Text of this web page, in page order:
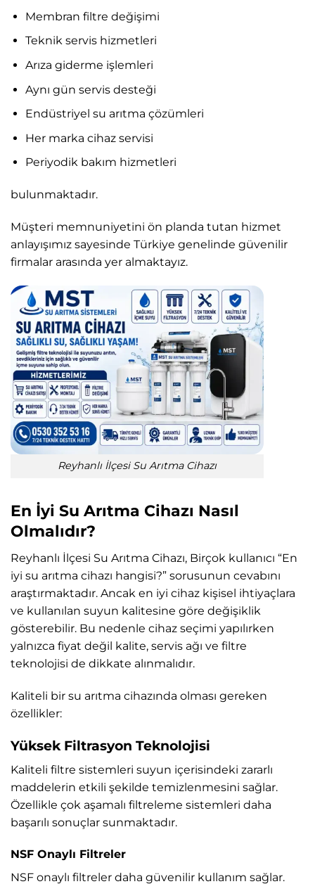
Membran filtre değişimi
Teknik servis hizmetleri
Arıza giderme işlemleri
Aynı gün servis desteği
Endüstriyel su arıtma çözümleri
Her marka cihaz servisi
Periyodik bakım hizmetleri
bulunmaktadır.
Müşteri memnuniyetini ön planda tutan hizmet
anlayışımız sayesinde Türkiye genelinde güvenilir
firmalar arasında yer almaktayız.
Reyhanlı İlçesi Su Arıtma Cihazı
En İyi Su Arıtma Cihazı Nasıl
Olmalıdır?
Reyhanlı İlçesi Su Arıtma Cihazı, Birçok kullanıcı “En
iyi su arıtma cihazı hangisi?” sorusunun cevabını
araştırmaktadır. Ancak en iyi cihaz kişisel ihtiyaçlara
ve kullanılan suyun kalitesine göre değişiklik
gösterebilir. Bu nedenle cihaz seçimi yapılırken
yalnızca fiyat değil kalite, servis ağı ve filtre
teknolojisi de dikkate alınmalıdır.
Kaliteli bir su arıtma cihazında olması gereken
özellikler:
Yüksek Filtrasyon Teknolojisi
Kaliteli filtre sistemleri suyun içerisindeki zararlı
maddelerin etkili şekilde temizlenmesini sağlar.
Özellikle çok aşamalı filtreleme sistemleri daha
başarılı sonuçlar sunmaktadır.
NSF Onaylı Filtreler
NSF onaylı filtreler daha güvenilir kullanım sağlar.